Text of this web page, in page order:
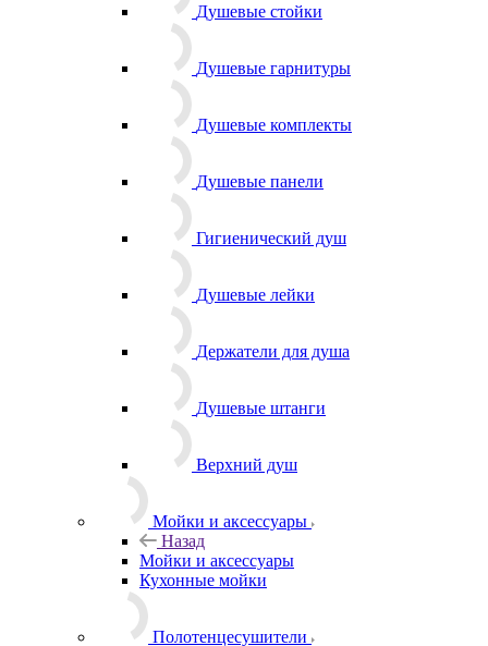
Душевые стойки
Душевые гарнитуры
Душевые комплекты
Душевые панели
Гигиенический душ
Душевые лейки
Держатели для душа
Душевые штанги
Верхний душ
Мойки и аксессуары
Назад
Мойки и аксессуары
Кухонные мойки
Полотенцесушители